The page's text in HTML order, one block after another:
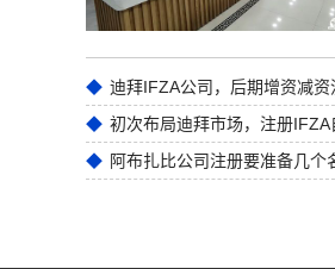
迪拜IFZA公司，后期增资减资